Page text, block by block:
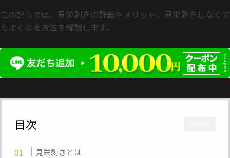
この記事では、見栄剥きの詳細やメリット、見栄剥きしなくて
もよくなる方法を解説します。
目次
見栄剥きとは